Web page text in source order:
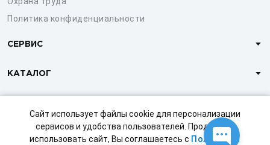
Сайт использует файлы cookie для персонализации
сервисов и удобства пользователей. Продолжая
использовать сайт, Вы соглашаетесь с Политикой
Политика конфиденциальности
СЕРВИС
КАТАЛОГ